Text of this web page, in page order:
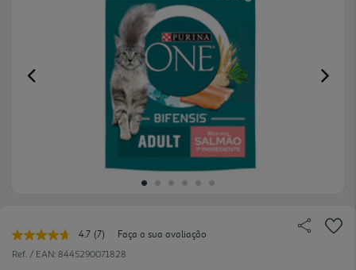
Previous
4.7 Leu
7
(7)
Faça a sua avaliação
Ref. / EAN: 8445290071828